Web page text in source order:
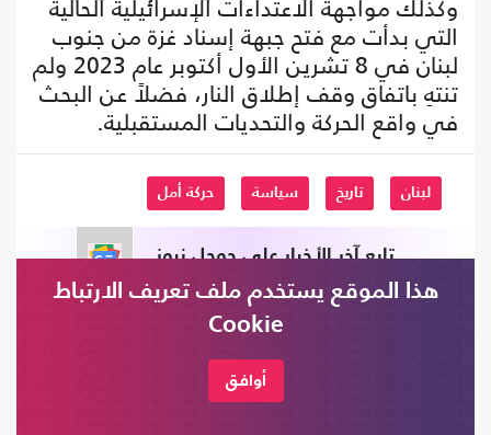
وكذلك مواجهة الاعتداءات الإسرائيلية الحالية
التي بدأت مع فتح جبهة إسناد غزة من جنوب
لبنان في 8 تشرين الأول أكتوبر عام 2023 ولم
تنتهِ باتفاق وقف إطلاق النار، فضلاً عن البحث
في واقع الحركة والتحديات المستقبلية.
لبنان تاريخ سياسة حركة أمل
تابع آخر الأخبار على جوجل نيوز
اشترك في قناتنا على تليغرام
هذا الموقع يستخدم ملف تعريف الارتباط
Cookie
أوافق